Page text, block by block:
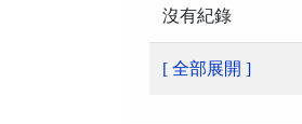
沒有紀錄
[ 全部展開 ]